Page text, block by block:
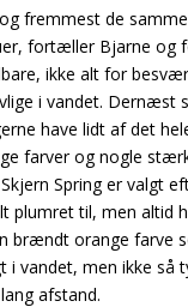
fremmest de
fortæller Bjarne og
ikke alt for
i vandet. Dernæst
have lidt af det
farver og nogle
Spring er valgt
plumret til, men altid
brændt orange farve
i vandet, men ikke så
afstand.